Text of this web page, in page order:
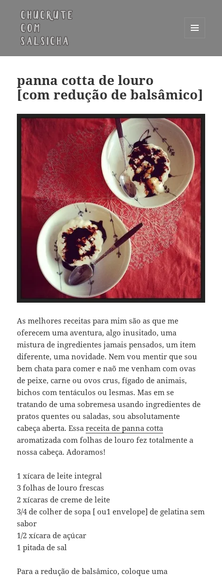
WIDGETS
panna cotta de louro
[com redução de balsâmico]
As melhores receitas para mim são as que me
oferecem uma aventura, algo inusitado, uma
mistura de ingredientes jamais pensados, um item
diferente, uma novidade. Nem vou mentir que sou
bem chata para comer e naõ me venham com ovas
de peixe, carne ou ovos crus, fígado de animais,
bichos com tentáculos ou lesmas. Mas em se
tratando de uma sobremesa usando ingredientes de
pratos quentes ou saladas, sou absolutamente
cabeça aberta. Essareceita de panna cotta
aromatizada com folhas de louro fez totalmente a
nossa cabeça. Adoramos!
1 xícara de leite integral
3 folhas de louro frescas
2 xícaras de creme de leite
3/4 de colher de sopa [ ou1 envelope] de gelatina sem
sabor
1/2 xícara de açúcar
1 pitada de sal
Para a redução de balsâmico, coloque uma